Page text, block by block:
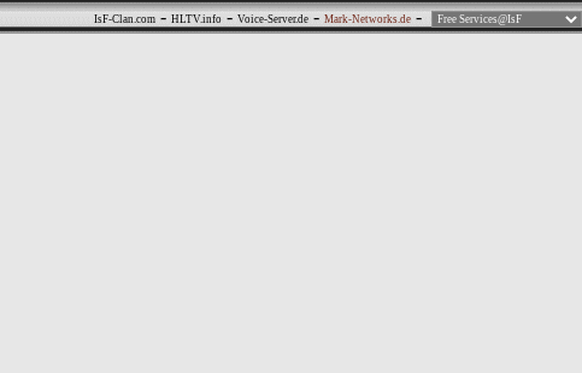
IsF-Clan.com-HLTV.info-Voice-Server.de-Mark-Networks.de-